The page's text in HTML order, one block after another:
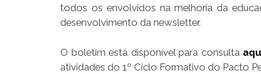
todos os envolvidos na melhoria da
desenvolvimento da newsletter.
O boletim está disponível para consulta
atividades do 1º Ciclo Formativo do Pacto